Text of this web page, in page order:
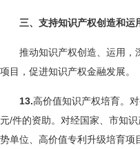
三、支持知识产权创造和运
推动知识产权创造、运用，
项目，促进知识产权金融发展。
13.高价值知识产权培育。
元/件的资助。对经国家、市知
势单位、高价值专利升级培育项